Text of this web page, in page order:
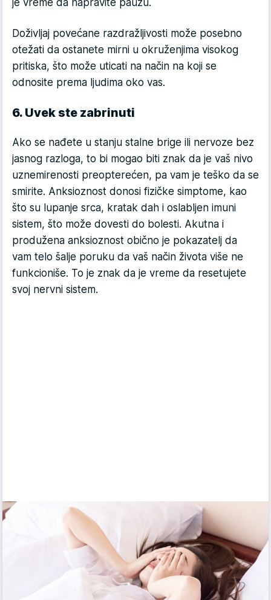
je vreme da napravite pauzu.
Doživljaj povećane razdražljivosti može posebno
otežati da ostanete mirni u okruženjima visokog
pritiska, što može uticati na način na koji se
odnosite prema ljudima oko vas.
6. Uvek ste zabrinuti
Ako se nađete u stanju stalne brige ili nervoze bez
jasnog razloga, to bi mogao biti znak da je vaš nivo
uznemirenosti preopterećen, pa vam je teško da se
smirite. Anksioznost donosi fizičke simptome, kao
što su lupanje srca, kratak dah i oslabljen imuni
sistem, što može dovesti do bolesti. Akutna i
produžena anksioznost obično je pokazatelj da
vam telo šalje poruku da vaš način života više ne
funkcioniše. To je znak da je vreme da resetujete
svoj nervni sistem.